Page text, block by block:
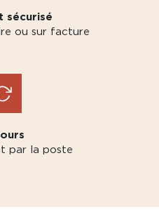
sécurisé
ou sur facture
par la poste